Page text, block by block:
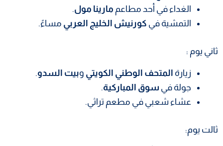
الغداء في أحد مطاعم مارينا مول.
التمشية في كورنيش الخليج العربي مساءً.
ثاني يوم :
زيارة المتحف الوطني الكويتي وبيت السدو.
جولة في سوق المباركية.
عشاء شعبي في مطعم تراثي.
ثالت يوم: